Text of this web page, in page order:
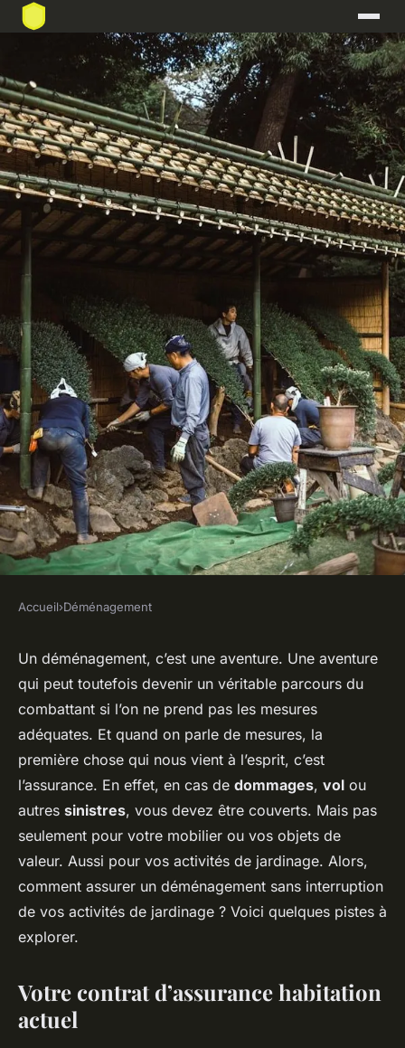
DÉMÉNAGEMENT
Comment assurer un
déménagement sans
interruption de vos activités
de jardinage ?
Salomé•4 mars 2024•6 min de lecture
Accueil›Déménagement
Un déménagement, c’est une aventure. Une aventure
qui peut toutefois devenir un véritable parcours du
combattant si l’on ne prend pas les mesures
adéquates. Et quand on parle de mesures, la
première chose qui nous vient à l’esprit, c’est
l’assurance. En effet, en cas de dommages, vol ou
autres sinistres, vous devez être couverts. Mais pas
seulement pour votre mobilier ou vos objets de
valeur. Aussi pour vos activités de jardinage. Alors,
comment assurer un déménagement sans interruption
de vos activités de jardinage ? Voici quelques pistes à
explorer.
Votre contrat d’assurance habitation
actuel